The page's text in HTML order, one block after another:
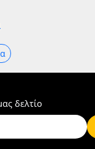
δελτίο